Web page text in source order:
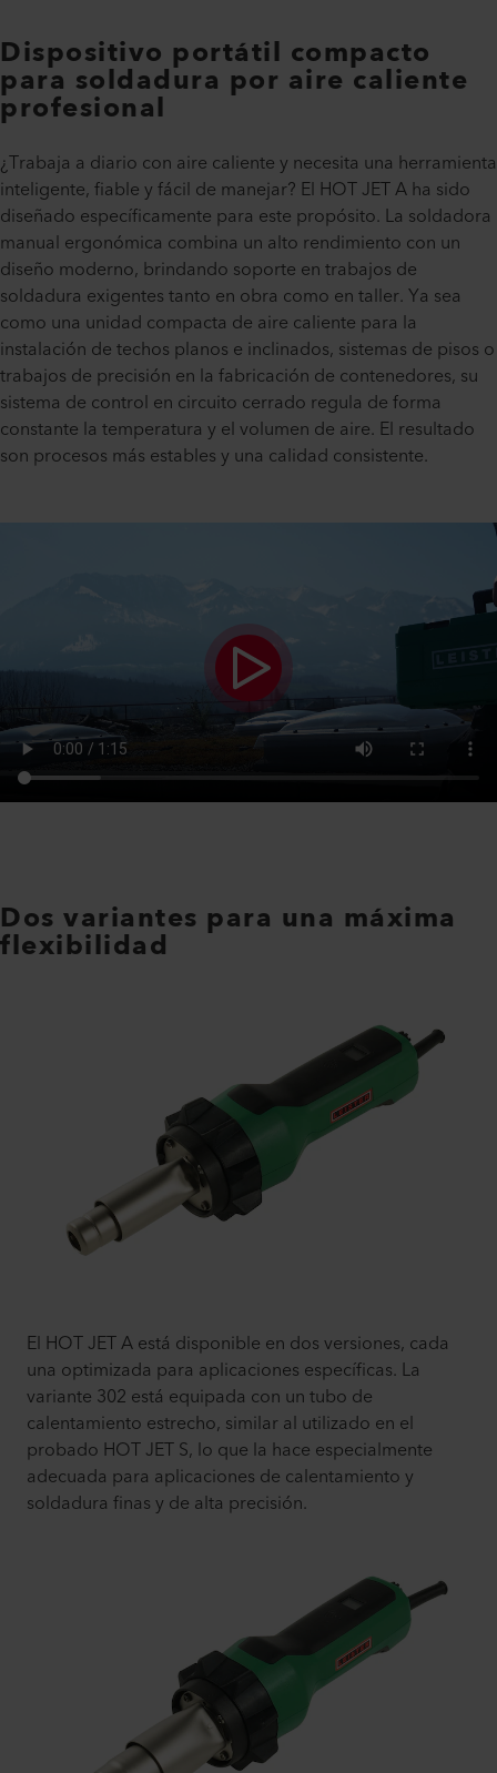
Dispositivo portátil compacto
para soldadura por aire caliente
profesional
¿Trabaja a diario con aire caliente y necesita una herramienta
inteligente, fiable y fácil de manejar? El HOT JET A ha sido
diseñado específicamente para este propósito. La soldadora
manual ergonómica combina un alto rendimiento con un
diseño moderno, brindando soporte en trabajos de
soldadura exigentes tanto en obra como en taller. Ya sea
como una unidad compacta de aire caliente para la
instalación de techos planos e inclinados, sistemas de pisos o
trabajos de precisión en la fabricación de contenedores, su
sistema de control en circuito cerrado regula de forma
constante la temperatura y el volumen de aire. El resultado
son procesos más estables y una calidad consistente.
Dos variantes para una máxima
flexibilidad
El HOT JET A está disponible en dos versiones, cada
una optimizada para aplicaciones específicas. La
variante 302 está equipada con un tubo de
calentamiento estrecho, similar al utilizado en el
probado HOT JET S, lo que la hace especialmente
adecuada para aplicaciones de calentamiento y
soldadura finas y de alta precisión.